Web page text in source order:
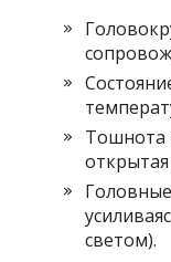
Тошнота
светом).